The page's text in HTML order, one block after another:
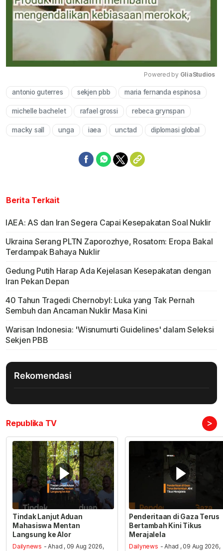
Mute
Powered by GliaStudios
antonio guterres sekjen pbb maria fernanda espinosa
michelle bachelet rafael grossi rebeca grynspan
macky sall unga iaea unctad diplomasi global
Berita Terkait
IAEA: AS dan Iran Segera Capai Kesepakatan Soal Nuklir
Ukraina Serang PLTN Zaporozhye, Rosatom: Eropa Bakal
Terdampak Bahaya Nuklir
Gedung Putih Harap Ada Kejelasan Kesepakatan dengan
Iran Pekan Depan
40 Tahun Tragedi Chernobyl: Luka yang Tak Pernah
Sembuh dan Ancaman Nuklir Masa Kini
Warisan Indonesia: 'Wisnumurti Guidelines' dalam Seleksi
Sekjen PBB
Rekomendasi
Republika TV >
Tindak Lanjut Aduan
Mahasiswa Mentan
Langsung ke Alor
Dailynews - Ahad , 09 Aug 2026,
Penderitaan di Gaza Terus
Bertambah Kini Tikus
Merajalela
Dailynews - Ahad , 09 Aug 2026,